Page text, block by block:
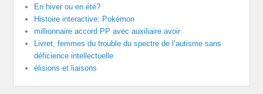
En hiver ou en été?
Histoire interactive: Pokémon
millionnaire accord PP avec auxiliaire avoir
Livret, femmes du trouble du spectre de l’autisme sans
déficience intellectuelle
élisions et liaisons